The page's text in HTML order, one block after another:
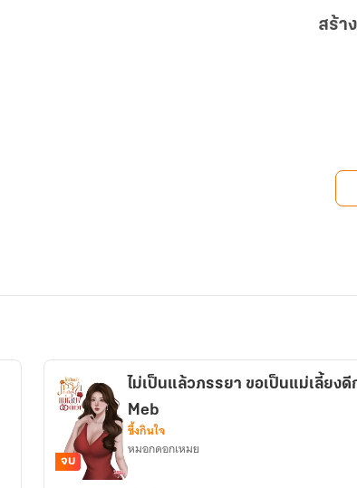
สร้า
จบ
ไม่เป็นแล้วภรรยา ขอเป็นแม่เลี้ยงดี
Meb
ซึ้งกินใจ
หมอกดอกเหมย